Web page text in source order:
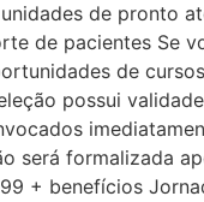
de pronto
de pacientes Se
de
possui
será formalizada
+ benefícios